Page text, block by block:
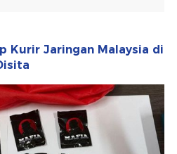
Kurir Jaringan Malaysia di